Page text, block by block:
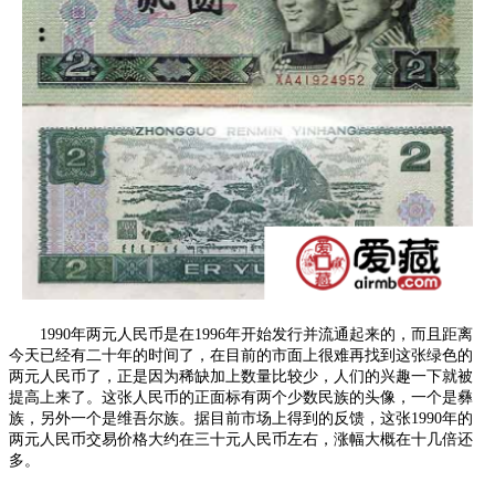
1990年两元人民币是在1996年开始发行并流通起来的，而且距离
今天已经有二十年的时间了，在目前的市面上很难再找到这张绿色的
两元人民币了，正是因为稀缺加上数量比较少，人们的兴趣一下就被
提高上来了。这张人民币的正面标有两个少数民族的头像，一个是彝
族，另外一个是维吾尔族。据目前市场上得到的反馈，这张1990年的
两元人民币交易价格大约在三十元人民币左右，涨幅大概在十几倍还
多。